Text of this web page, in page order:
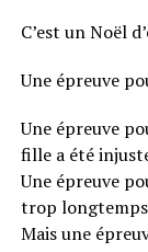
C’est un Noël
Une épreuve
Une épreuve
fille a été
Une épreuve
trop longtemps
Mais une